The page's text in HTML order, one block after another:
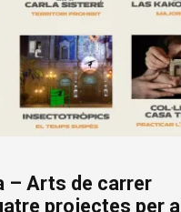
– Arts de carrer
projectes per al